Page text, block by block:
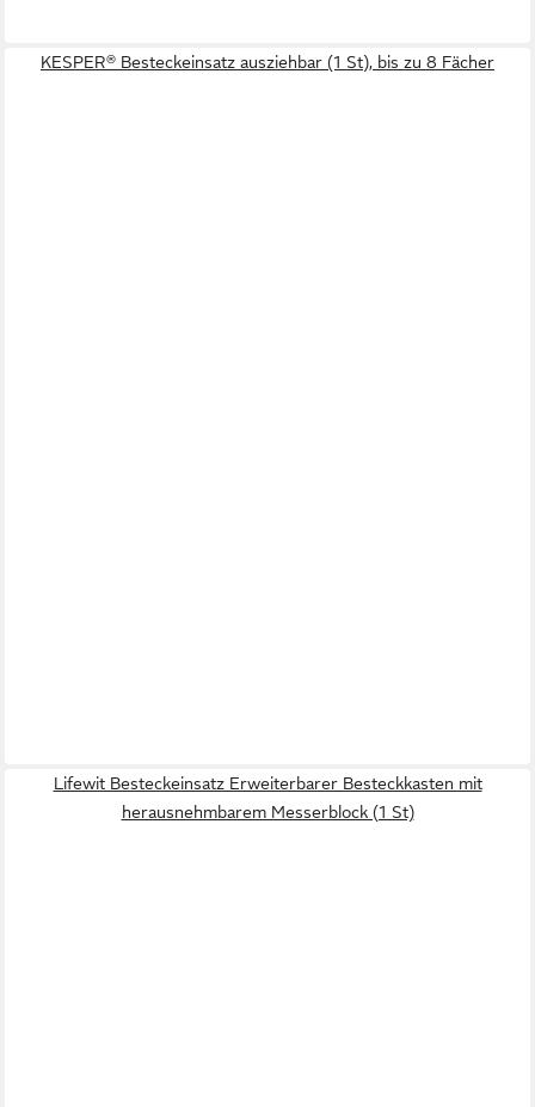
KESPER® Besteckeinsatz ausziehbar (1 St), bis zu 8 Fächer
Lifewit Besteckeinsatz Erweiterbarer Besteckkasten mit
herausnehmbarem Messerblock (1 St)